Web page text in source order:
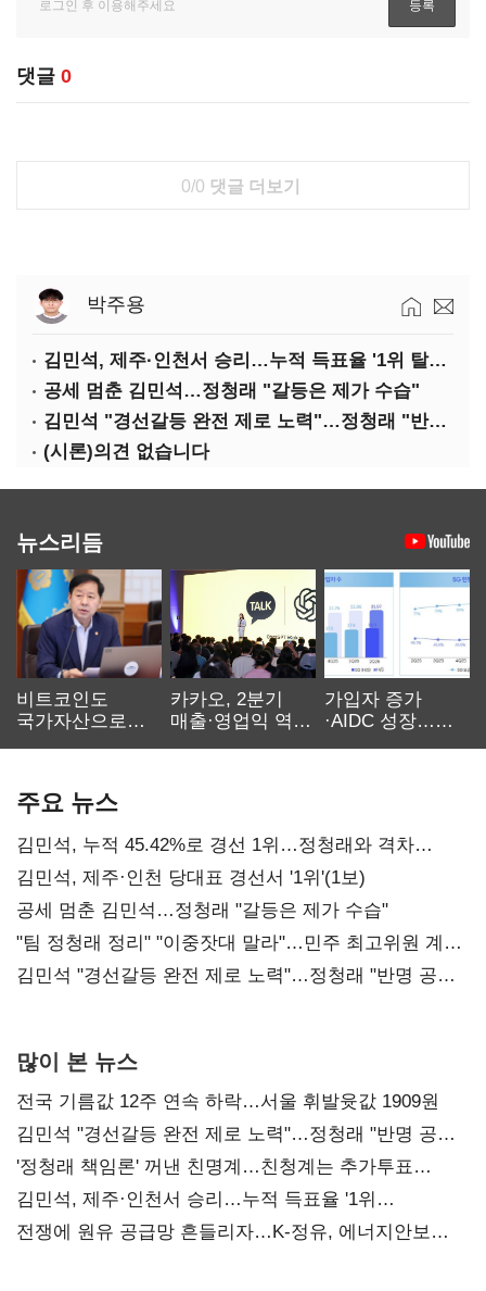
댓글 0
0/0 댓글 더보기
박주용
김민석, 제주·인천서 승리…누적 득표율 '1위 탈환'(종합)
공세 멈춘 김민석…정청래 "갈등은 제가 수습"
김민석 "경선갈등 완전 제로 노력"…정청래 "반명 공세 사과부터"
(시론)의견 없습니다
뉴스리듬
비트코인도
국가자산으로…'
카카오, 2분기
매출·영업익 역대
가입자 증가
·AIDC 성장…
주요 뉴스
김민석, 누적 45.42%로 경선 1위…정청래와 격차
0.86%p(2보)
김민석, 제주·인천 당대표 경선서 '1위'(1보)
공세 멈춘 김민석…정청래 "갈등은 제가 수습"
"팀 정청래 정리" "이중잣대 말라"…민주 최고위원 계파
다툼 격화
김민석 "경선갈등 완전 제로 노력"…정청래 "반명 공세
많이 본 뉴스
전국 기름값 12주 연속 하락…서울 휘발윳값 1909원
김민석 "경선갈등 완전 제로 노력"…정청래 "반명 공세
사과부터"
'정청래 책임론' 꺼낸 친명계…친청계는 추가투표
때리기
김민석, 제주·인천서 승리…누적 득표율 '1위
탈환'(종합)
전쟁에 원유 공급망 흔들리자…K-정유, 에너지안보